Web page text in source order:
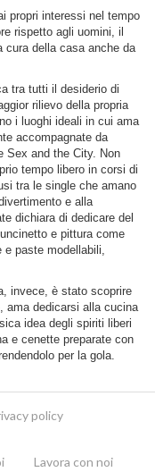
propri interessi nel tempo
rispetto agli uomini, il
cura della casa anche da
tra tutti il desiderio di
rilievo della propria
i luoghi ideali in cui ama
accompagnate da
Sex and the City. Non
tempo libero in corsi di
tra le single che amano
e alla
dichiara di dedicare del
e pittura come
e paste modellabili,
invece, è stato scoprire
ama dedicarsi alla cucina
idea degli spiriti liberi
e cenette preparate con
per la gola.
policy
Lavora con noi